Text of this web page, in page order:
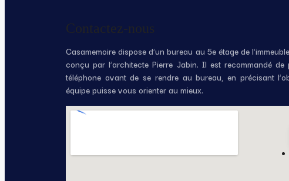
Contactez-nous
Casamemoire dispose d’un bureau au 5e étage de
conçu par l’architecte Pierre Jabin. Il est recommandé
téléphone avant de se rendre au bureau, en précisant
équipe puisse vous orienter au mieux.